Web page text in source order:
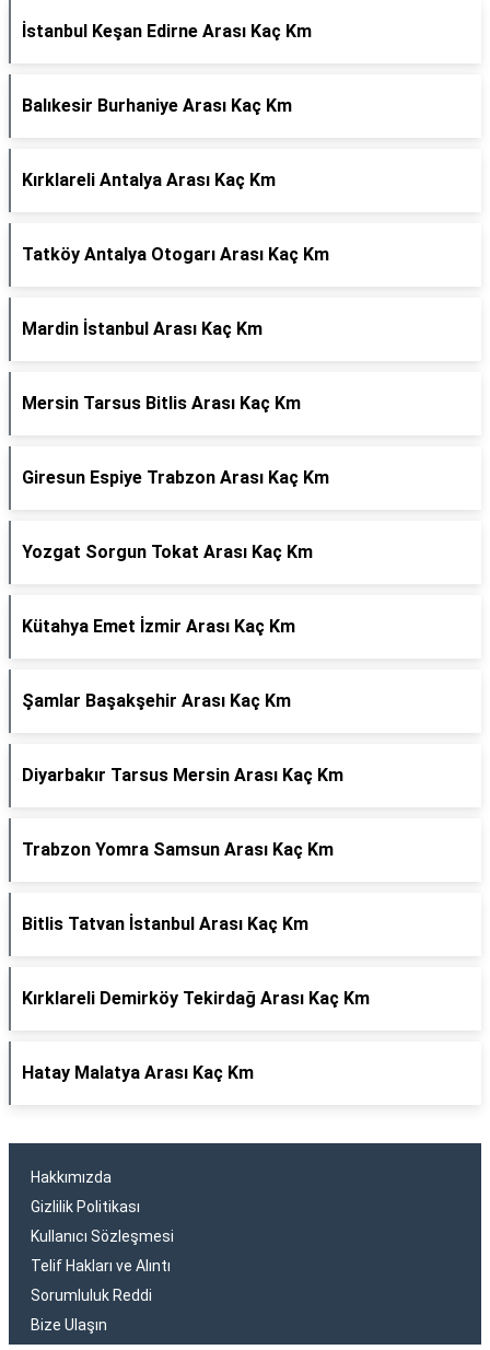
İstanbul Keşan Edirne Arası Kaç Km
Balıkesir Burhaniye Arası Kaç Km
Kırklareli Antalya Arası Kaç Km
Tatköy Antalya Otogarı Arası Kaç Km
Mardin İstanbul Arası Kaç Km
Mersin Tarsus Bitlis Arası Kaç Km
Giresun Espiye Trabzon Arası Kaç Km
Yozgat Sorgun Tokat Arası Kaç Km
Kütahya Emet İzmir Arası Kaç Km
Şamlar Başakşehir Arası Kaç Km
Diyarbakır Tarsus Mersin Arası Kaç Km
Trabzon Yomra Samsun Arası Kaç Km
Bitlis Tatvan İstanbul Arası Kaç Km
Kırklareli Demirköy Tekirdağ Arası Kaç Km
Hatay Malatya Arası Kaç Km
Hakkımızda
Gizlilik Politikası
Kullanıcı Sözleşmesi
Telif Hakları ve Alıntı
Sorumluluk Reddi
Bize Ulaşın